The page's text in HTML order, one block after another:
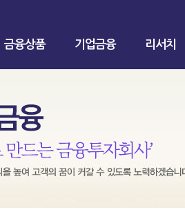
금융상품 기업금융 리서치